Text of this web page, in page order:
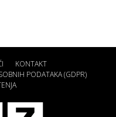
KONTAKT
PODATAKA (GDPR)